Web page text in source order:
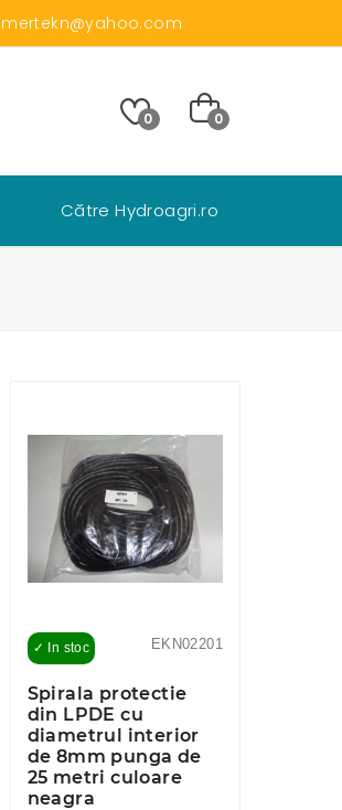
0 0
Către Hydroagri.ro
EKN02201
✓ In stoc
Spirala protectie
din LPDE cu
diametrul interior
de 8mm punga de
25 metri culoare
neagra